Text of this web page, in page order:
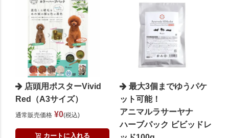
店頭用ポスターVivid
Red（A3サイズ）
通常販売価格 ¥0 税込
カートに入れる
最大3個までゆうパケ
ット可能！
アニマルラサーヤナ
ハーブパック ビビッドレ